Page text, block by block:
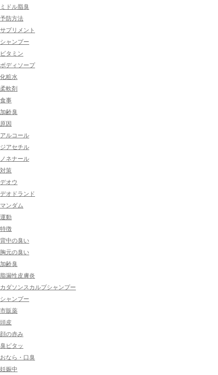
ミドル脂臭
予防方法
サプリメント
シャンプー
ビタミン
ボディソープ
化粧水
柔軟剤
食事
加齢臭
原因
アルコール
ジアセチル
ノネナール
対策
デオウ
デオドランド
マンダム
運動
特徴
背中の臭い
胸元の臭い
加齢臭
脂漏性皮膚炎
カダソンスカルプシャンプー
シャンプー
市販薬
頭皮
顔の赤み
臭ピタッ
おなら・口臭
妊娠中